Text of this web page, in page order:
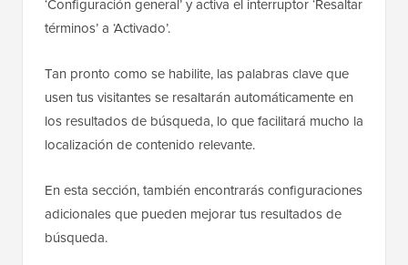
‘Configuración general’ y activa el interruptor ‘Resaltar
términos’ a ‘Activado’.
Tan pronto como se habilite, las palabras clave que
usen tus visitantes se resaltarán automáticamente en
los resultados de búsqueda, lo que facilitará mucho la
localización de contenido relevante.
En esta sección, también encontrarás configuraciones
adicionales que pueden mejorar tus resultados de
búsqueda.